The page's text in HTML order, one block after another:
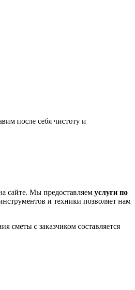
после себя чистоту и
сайте. Мы предоставляем услуги по
и техники позволяет нам
сметы с заказчиком составляется